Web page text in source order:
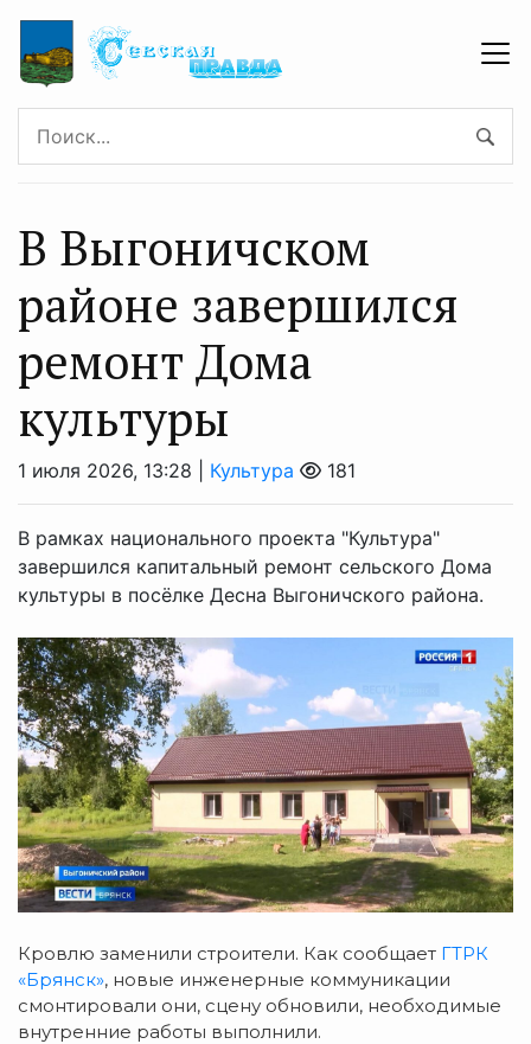
В Выгоничском
районе завершился
ремонт Дома
культуры
1 июля 2026, 13:28 | Культура 181
В рамках национального проекта "Культура"
завершился капитальный ремонт сельского Дома
культуры в посёлке Десна Выгоничского района.
Кровлю заменили строители. Как сообщает ГТРК
«Брянск», новые инженерные коммуникации
смонтировали они, сцену обновили, необходимые
внутренние работы выполнили.